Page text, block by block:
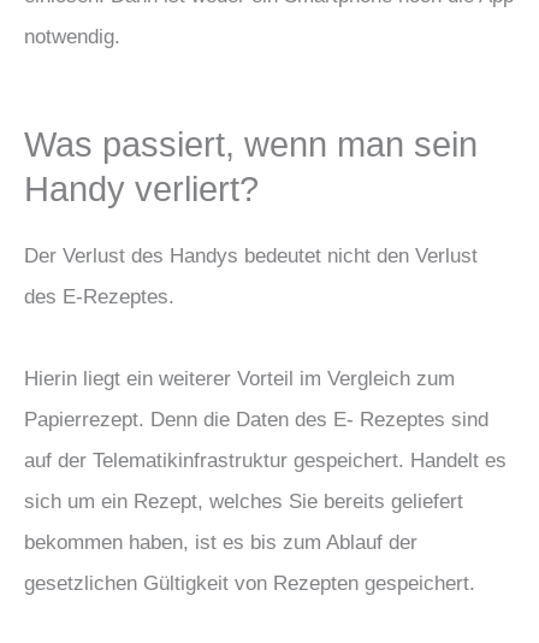
notwendig.
Was passiert, wenn man sein
Handy verliert?
Der Verlust des Handys bedeutet nicht den Verlust
des E-Rezeptes.
Hierin liegt ein weiterer Vorteil im Vergleich zum
Papierrezept. Denn die Daten des E- Rezeptes sind
auf der Telematikinfrastruktur gespeichert. Handelt es
sich um ein Rezept, welches Sie bereits geliefert
bekommen haben, ist es bis zum Ablauf der
gesetzlichen Gültigkeit von Rezepten gespeichert.